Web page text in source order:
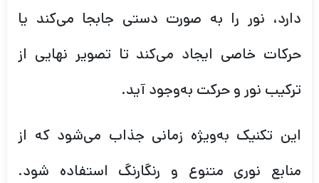
دارد، نور را به صورت دستی جابجا می‌کند یا
حرکات خاصی ایجاد می‌کند تا تصویر نهایی از
ترکیب نور و حرکت به‌وجود آید.
این تکنیک به‌ویژه زمانی جذاب می‌شود که از
منابع نوری متنوع و رنگارنگ استفاده شود.